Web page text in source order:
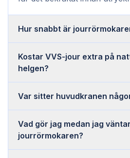
Hur snabbt är
Kostar VVS-jour extra på
helgen?
Var sitter huvudkranen
Vad gör jag medan jag
jourrörmokaren?